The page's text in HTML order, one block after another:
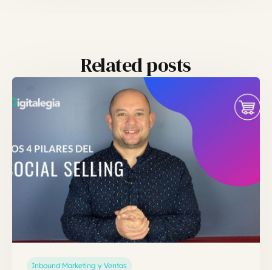
Related posts
Inbound Marketing y Ventas